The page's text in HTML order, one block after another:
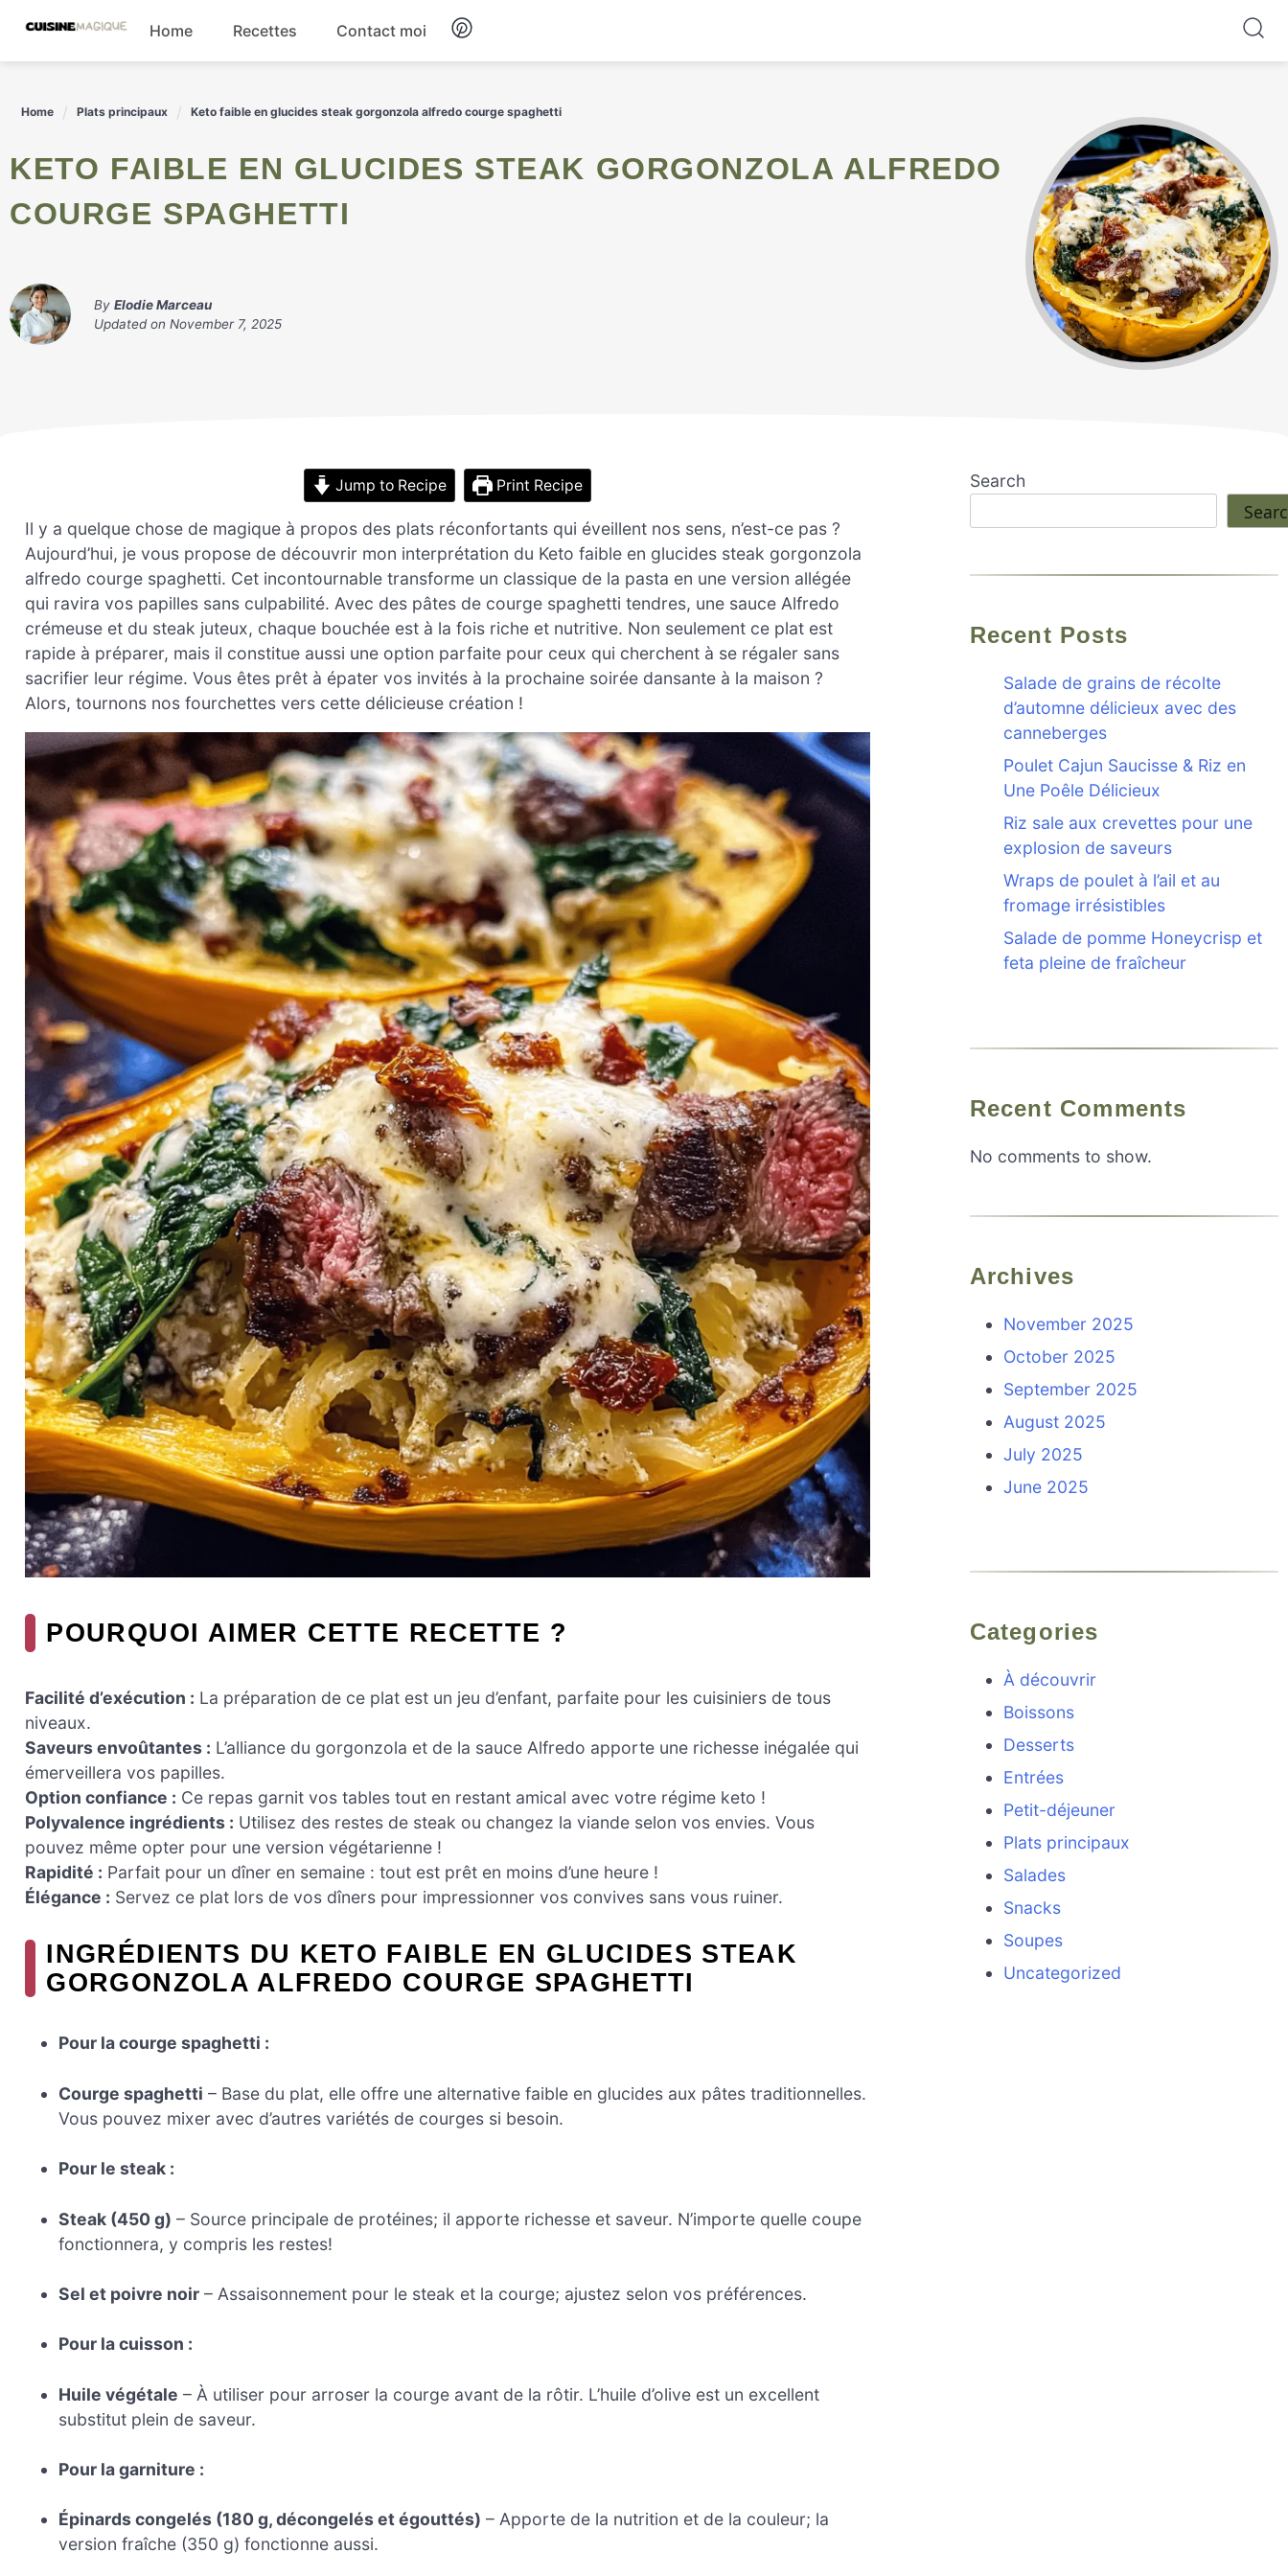
content
Home Recettes Contact moi
Home Plats principaux Keto faible en glucides steak gorgonzola alfredo courge spaghetti
KETO FAIBLE EN GLUCIDES STEAK GORGONZOLA ALFREDO
COURGE SPAGHETTI
By Elodie Marceau
Updated on November 7, 2025
Jump to Recipe Print Recipe
Il y a quelque chose de magique à propos des plats réconfortants qui éveillent nos sens, n’est-ce pas ?
Aujourd’hui, je vous propose de découvrir mon interprétation du Keto faible en glucides steak gorgonzola
alfredo courge spaghetti. Cet incontournable transforme un classique de la pasta en une version allégée
qui ravira vos papilles sans culpabilité. Avec des pâtes de courge spaghetti tendres, une sauce Alfredo
crémeuse et du steak juteux, chaque bouchée est à la fois riche et nutritive. Non seulement ce plat est
rapide à préparer, mais il constitue aussi une option parfaite pour ceux qui cherchent à se régaler sans
sacrifier leur régime. Vous êtes prêt à épater vos invités à la prochaine soirée dansante à la maison ?
Alors, tournons nos fourchettes vers cette délicieuse création !
POURQUOI AIMER CETTE RECETTE ?
Facilité d’exécution : La préparation de ce plat est un jeu d’enfant, parfaite pour les cuisiniers de tous
niveaux.
Saveurs envoûtantes : L’alliance du gorgonzola et de la sauce Alfredo apporte une richesse inégalée qui
émerveillera vos papilles.
Option confiance : Ce repas garnit vos tables tout en restant amical avec votre régime keto !
Polyvalence ingrédients : Utilisez des restes de steak ou changez la viande selon vos envies. Vous
pouvez même opter pour une version végétarienne !
Rapidité : Parfait pour un dîner en semaine : tout est prêt en moins d’une heure !
Élégance : Servez ce plat lors de vos dîners pour impressionner vos convives sans vous ruiner.
INGRÉDIENTS DU KETO FAIBLE EN GLUCIDES STEAK
GORGONZOLA ALFREDO COURGE SPAGHETTI
Pour la courge spaghetti :
Courge spaghetti – Base du plat, elle offre une alternative faible en glucides aux pâtes traditionnelles.
Vous pouvez mixer avec d’autres variétés de courges si besoin.
Pour le steak :
Steak (450 g) – Source principale de protéines; il apporte richesse et saveur. N’importe quelle coupe
fonctionnera, y compris les restes!
Sel et poivre noir – Assaisonnement pour le steak et la courge; ajustez selon vos préférences.
Pour la cuisson :
Huile végétale – À utiliser pour arroser la courge avant de la rôtir. L’huile d’olive est un excellent
substitut plein de saveur.
Pour la garniture :
Épinards congelés (180 g, décongelés et égouttés) – Apporte de la nutrition et de la couleur; la
version fraîche (350 g) fonctionne aussi.
Search
Recent Posts
Salade de grains de récolte
d’automne délicieux avec des
canneberges
Poulet Cajun Saucisse & Riz en
Une Poêle Délicieux
Riz sale aux crevettes pour une
explosion de saveurs
Wraps de poulet à l’ail et au
fromage irrésistibles
Salade de pomme Honeycrisp et
feta pleine de fraîcheur
Recent Comments
No comments to show.
Archives
November 2025
October 2025
September 2025
August 2025
July 2025
June 2025
Categories
À découvrir
Boissons
Desserts
Entrées
Petit-déjeuner
Plats principaux
Salades
Snacks
Soupes
Uncategorized